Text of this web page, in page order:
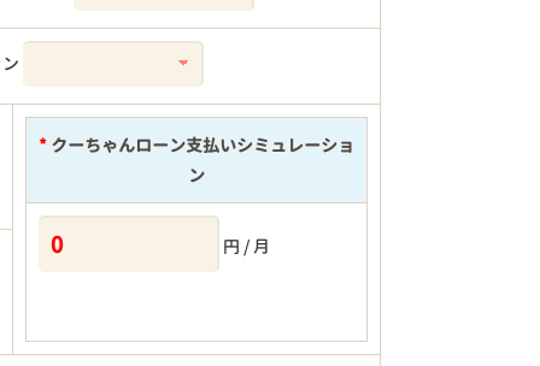
* クーちゃんローン支払いシミュレーショ
ン
円 / 月